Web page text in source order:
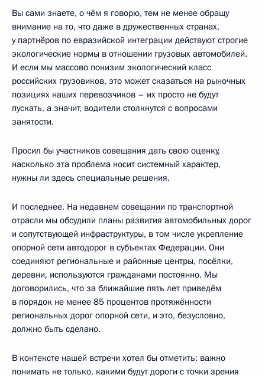
Вы сами знаете, о чём я говорю, тем не менее обращу
внимание на то, что даже в дружественных странах,
у партнёров по евразийской интеграции действуют строгие
экологические нормы в отношении грузовых автомобилей.
И если мы массово понизим экологический класс
российских грузовиков, это может сказаться на рыночных
позициях наших перевозчиков – их просто не будут
пускать, а значит, водители столкнутся с вопросами
занятости.
Просил бы участников совещания дать свою оценку,
насколько эта проблема носит системный характер,
нужны ли здесь специальные решения.
И последнее. На недавнем совещании по транспортной
отрасли мы обсудили планы развития автомобильных дорог
и сопутствующей инфраструктуры, в том числе укрепление
опорной сети автодорог в субъектах Федерации. Они
соединяют региональные и районные центры, посёлки,
деревни, используются гражданами постоянно. Мы
договорились, что за ближайшие пять лет приведём
в порядок не менее 85 процентов протяжённости
региональных дорог опорной сети, и это, безусловно,
должно быть сделано.
В контексте нашей встречи хотел бы отметить: важно
понимать не только, какими будут дороги с точки зрения